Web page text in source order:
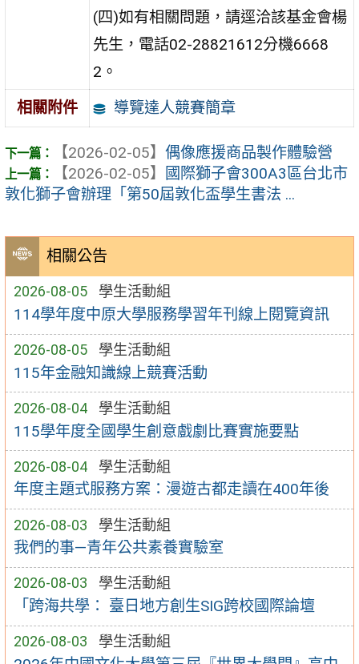
相關公告
2026-08-05 學生活動組
114學年度中原大學服務學習年刊線上閱覽資訊
2026-08-05 學生活動組
115年金融知識線上競賽活動
2026-08-04 學生活動組
115學年度全國學生創意戲劇比賽實施要點
2026-08-04 學生活動組
年度主題式服務方案：漫遊古都走讀在400年後
2026-08-03 學生活動組
我們的事—青年公共素養實驗室
2026-08-03 學生活動組
「跨海共學： 臺日地方創生SIG跨校國際論壇
2026-08-03 學生活動組
(四)如有相關問題，請逕洽該基金會楊
先生，電話02-28821612分機6668
2。
相關附件
導覽達人競賽簡章
【2026-02-05】 偶像應援商品製作體驗營
【2026-02-05】
國際獅子會300A3區台北市
敦化獅子會辦理「第50屆敦化盃學生書法 ...